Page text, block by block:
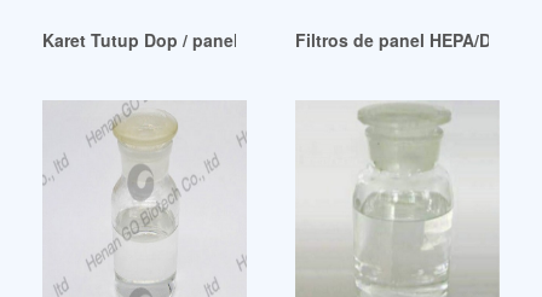
Karet Tutup Dop / panel lubang diámetro luar 12 mm
Filtros de panel HEPA/DOP/